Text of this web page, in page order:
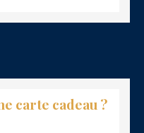
carte cadeau ?